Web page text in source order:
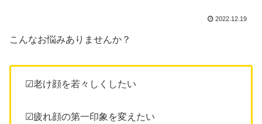
2022.12.19
こんなお悩みありませんか？
☑老け顔を若々しくしたい
☑疲れ顔の第一印象を変えたい